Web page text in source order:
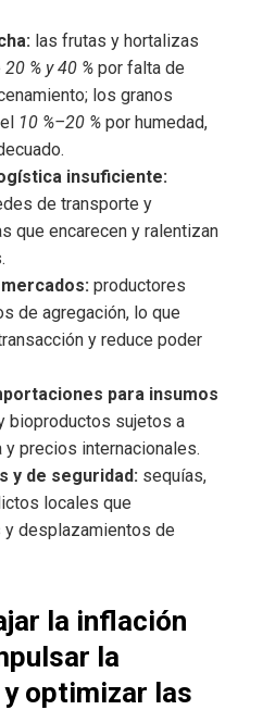
las frutas y hortalizas
20 % y 40 % por falta de
los granos
10 %–20 % por humedad,
insuficiente:
de transporte y
que encarecen y ralentizan
productores
de agregación, lo que
y reduce poder
para insumos
bioproductos sujetos a
precios internacionales.
y de seguridad: sequías,
locales que
desplazamientos de
la inflación
la
optimizar las